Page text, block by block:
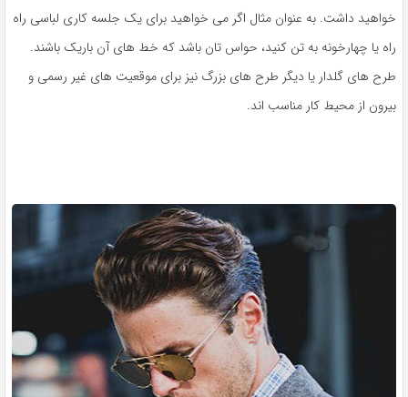
خواهید داشت. به عنوان مثال اگر می خواهید برای یک جلسه کاری لباسی راه
راه یا چهارخونه به تن کنید، حواس تان باشد که خط های آن باریک باشند.
طرح های گلدار یا دیگر طرح های بزرگ نیز برای موقعیت های غیر رسمی و
بیرون از محیط کار مناسب اند.